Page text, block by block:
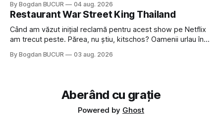
Dexonline spune de etimologia termenului de popă că ar
veni din slava veche, popŭ,
By Bogdan BUCUR 04 aug. 2026
Restaurant War Street King Thailand
Când am văzut inițial reclamă pentru acest show pe Netflix
am trecut peste. Părea, nu știu, kitschos? Oamenii urlau în
fine dining din alte show-uri... așa că am zis pas. Apoi ceva,
By Bogdan BUCUR 03 aug. 2026
Aberând cu grație
Powered by Ghost